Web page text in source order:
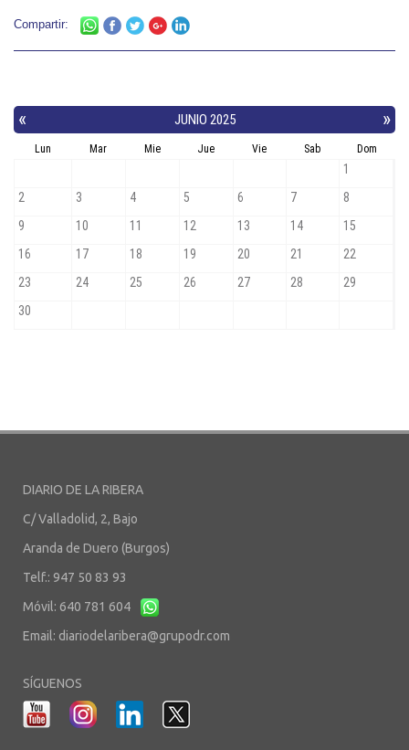
Compartir:
DIARIO DE LA RIBERA
C/ Valladolid, 2, Bajo
Aranda de Duero (Burgos)
Telf.: 947 50 83 93
Móvil: 640 781 604
Email: diariodelaribera@grupodr.com
SÍGUENOS